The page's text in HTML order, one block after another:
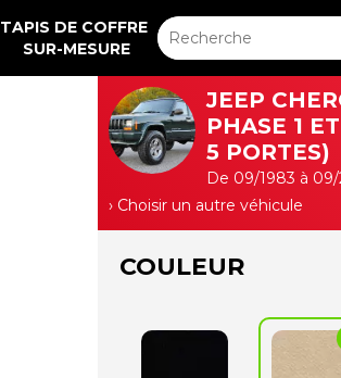
JEEP
PHASE 1
5 PORTES)
De 09/1983 à 09/
› Choisir un autre véhicule
COULEUR
TAPIS DE COFFRE
SUR-MESURE